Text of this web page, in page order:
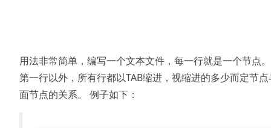
用法非常简单，编写一个文本文件，每一行就是一个节点
第一行以外，所有行都以TAB缩进，视缩进的多少而定节
面节点的关系。 例子如下：